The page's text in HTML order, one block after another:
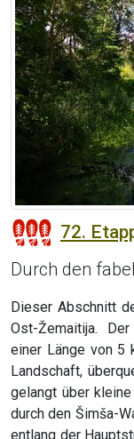
72.
Durch den
Dieser Abschnitt
Ost-Žemaitija.
einer Länge von 5
Landschaft,
gelangt über
durch den Šimša-
entlang der